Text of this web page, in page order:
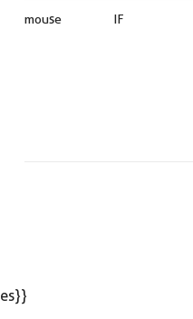
mouse IF